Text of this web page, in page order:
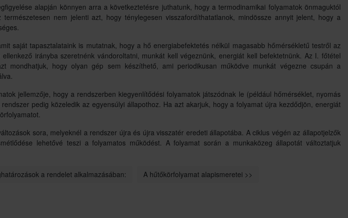
alapján könnyen arra a következtetésre juthatunk, hogy a termodinamikai folyamatok önmaguktól
nem jelenti azt, hogy ténylegesen visszafordíthatatlanok, mindössze annyit jelent, hogy a
saját tapasztalataink is mutatnak, hogy a hő energiabefektetés nélkül magasabb hőmérsékletű testről az
irányba szeretnénk vándoroltatni, munkát kell végeznünk, energiát kell befektetnünk. Az I. főtétel
mondhatjuk, hogy olyan gép sem készíthető, ami periodikusan működve munkát végezne csupán a
jellemzője, hogy a rendszerben kiegyenlítődési folyamatok játszódnak le (például hőmérséklet, nyomás
pedig közeledik az egyensúlyi állapothoz. Ha azt akarjuk, hogy a folyamat újra kezdődjön, energiát
sora, melyeknél a rendszer újra és újra visszatér eredeti állapotába. A ciklus végén az állapotjelzők
lehetővé teszi a folyamatos működést. A folyamat során a munkaközeg állapotát változtatjuk
a rendelet alkalmazásában: A hűtőkörfolyamat alapismeretei >>